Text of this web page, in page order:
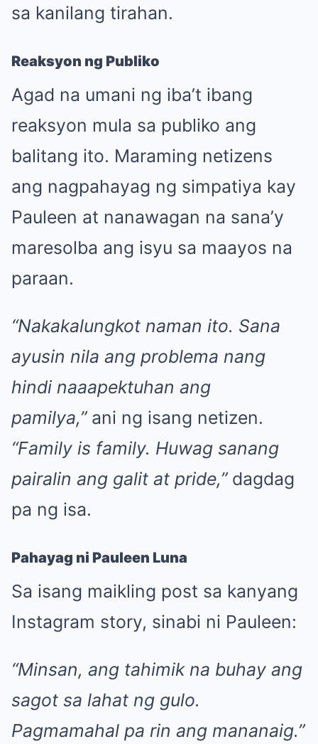
sa kanilang tirahan.
Reaksyon ng Publiko
Agad na umani ng iba’t ibang
reaksyon mula sa publiko ang
balitang ito. Maraming netizens
ang nagpahayag ng simpatiya kay
Pauleen at nanawagan na sana’y
maresolba ang isyu sa maayos na
paraan.
“Nakakalungkot naman ito. Sana
ayusin nila ang problema nang
hindi naaapektuhan ang
pamilya,”ani ng isang netizen.
“Family is family. Huwag sanang
pairalin ang galit at pride,”dagdag
pa ng isa.
Pahayag ni Pauleen Luna
Sa isang maikling post sa kanyang
Instagram story, sinabi ni Pauleen:
“Minsan, ang tahimik na buhay ang
sagot sa lahat ng gulo.
Pagmamahal pa rin ang mananaig.”